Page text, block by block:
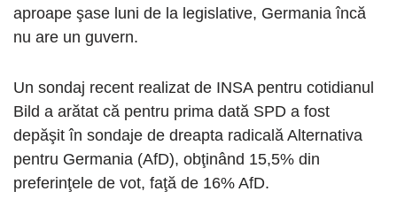
aproape şase luni de la legislative, Germania încă
nu are un guvern.
Un sondaj recent realizat de INSA pentru cotidianul
Bild a arătat că pentru prima dată SPD a fost
depăşit în sondaje de dreapta radicală Alternativa
pentru Germania (AfD), obţinând 15,5% din
preferinţele de vot, faţă de 16% AfD.